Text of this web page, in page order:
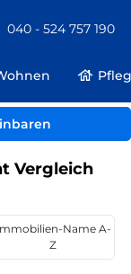
040 - 524 757 190
Vergleich
Name A-
Z